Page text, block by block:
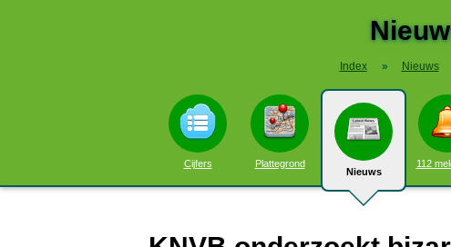
Index » Nieuws
Cijfers Plattegrond
Nieuws
112